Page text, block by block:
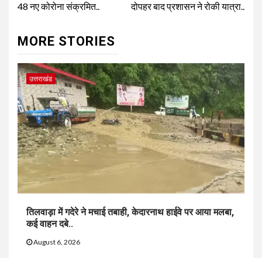
48 नए कोरोना संक्रमित..
दोपहर बाद प्रशासन ने रोकी यात्रा..
MORE STORIES
उत्तराखंड
तिलवाड़ा में गदेरे ने मचाई तबाही, केदारनाथ हाईवे पर आया मलबा,
कई वाहन दबे..
August 6, 2026